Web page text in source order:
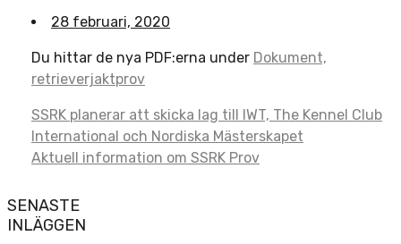
28 februari, 2020
Du hittar de nya PDF:erna under Dokument,
retrieverjaktprov
Post
navigation
SSRK planerar att skicka lag till IWT, The Kennel Club
International och Nordiska Mästerskapet
Aktuell information om SSRK Prov
SENASTE
INLÄGGEN